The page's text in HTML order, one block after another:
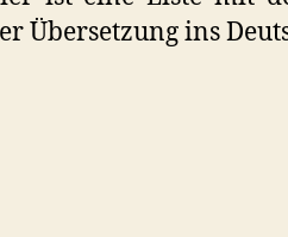
Übersetzung ins